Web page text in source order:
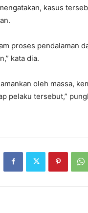
kasus
proses pendalaman
kata dia.
oleh massa,
pelaku tersebut,”